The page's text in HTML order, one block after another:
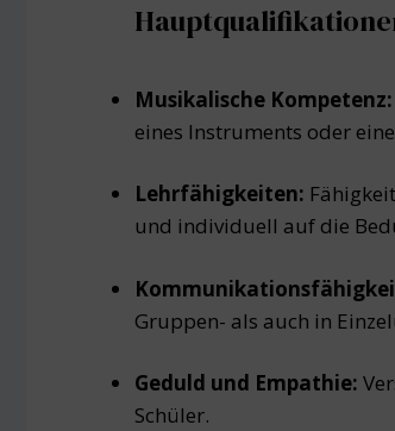
Musikalische Kompetenz:
eines Instruments oder
Lehrfähigkeiten:
und individuell auf die
Gruppen- als auch in
Geduld und Empathie:
Schüler.